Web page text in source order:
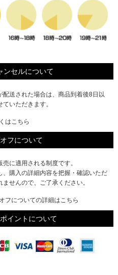
ンセルについて
送された場合は、商品到着後8日以
いただきます。
はこちら
フについて
に適用される制度です。
購入の詳細内容を把握・確認いただ
せんので、ご了承ください。
フについての詳細はこちら
イントについて